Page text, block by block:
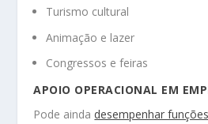
Turismo cultural
Animação e lazer
Congressos e feiras
APOIO OPERACIONAL EM
Pode ainda desempenhar